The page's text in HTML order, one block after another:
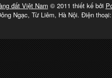
đất Việt Nam © 2011 thiết kế bởi
Ngạc, Từ Liêm, Hà Nội. Điện